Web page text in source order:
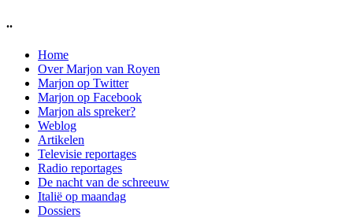
..
Home
Over Marjon van Royen
Marjon op Twitter
Marjon op Facebook
Marjon als spreker?
Weblog
Artikelen
Televisie reportages
Radio reportages
De nacht van de schreeuw
Italië op maandag
Dossiers